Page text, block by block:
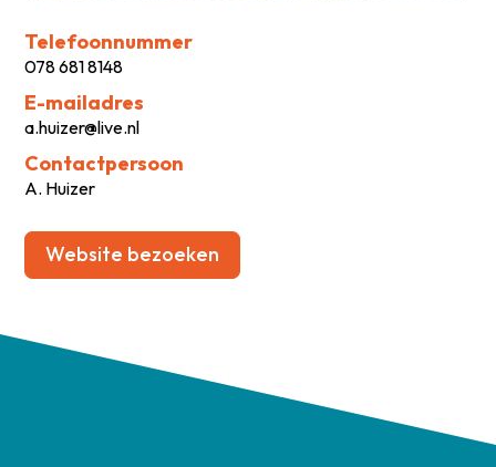
Telefoonnummer
078 681 8148
E-mailadres
a.huizer@live.nl
Contactpersoon
A. Huizer
Website bezoeken